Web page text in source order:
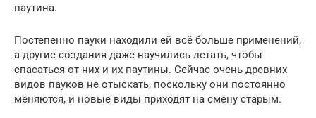
паутина.
Постепенно пауки находили ей всё больше применений,
а другие создания даже научились летать, чтобы
спасаться от них и их паутины. Сейчас очень древних
видов пауков не отыскать, поскольку они постоянно
меняются, и новые виды приходят на смену старым.